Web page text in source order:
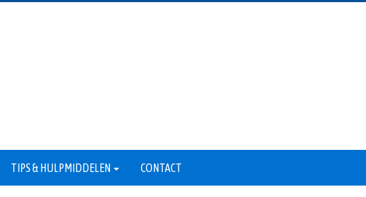
TIPS & HULPMIDDELEN CONTACT